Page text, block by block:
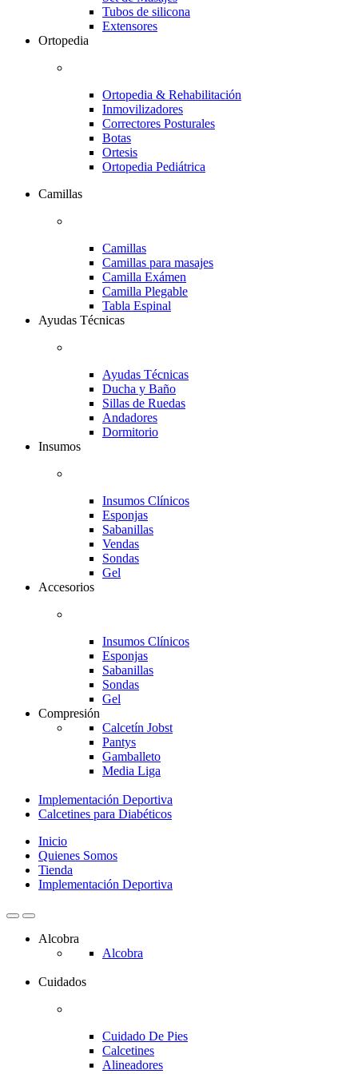
Tubos de silicona
Extensores
Ortopedia
Ortopedia & Rehabilitación
Inmovilizadores
Correctores Posturales
Botas
Ortesis
Ortopedia Pediátrica
Camillas
Camillas
Camillas para masajes
Camilla Exámen
Camilla Plegable
Tabla Espinal
Ayudas Técnicas
Ayudas Técnicas
Ducha y Baño
Sillas de Ruedas
Andadores
Dormitorio
Insumos
Insumos Clínicos
Esponjas
Sabanillas
Vendas
Sondas
Gel
Accesorios
Insumos Clínicos
Esponjas
Sabanillas
Sondas
Gel
Compresión
Calcetín Jobst
Pantys
Gamballeto
Media Liga
Implementación Deportiva
Calcetines para Diabéticos
Inicio
Quienes Somos
Tienda
Implementación Deportiva
Alcobra
Alcobra
Cuidados
Cuidado De Pies
Calcetines
Alineadores